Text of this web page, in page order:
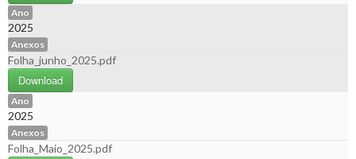
Ano
2025
Anexos
Folha_junho_2025.pdf
Download
Ano
2025
Anexos
Folha_Maio_2025.pdf